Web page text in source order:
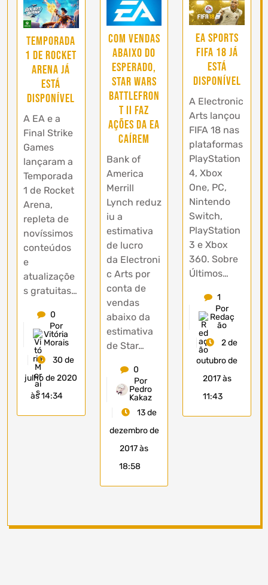
Temporada
1 de Rocket
Arena já
está
disponível
A EA e a
Final Strike
Games
lançaram a
Temporada
1 de Rocket
Arena,
repleta de
novíssimos
conteúdos
e
atualizaçõe
s gratuitas…
0
Por
Vitória
Morais
30 de
julho de 2020
às 14:34
Com vendas
abaixo do
esperado,
Star Wars
Battlefron
t II faz
ações da EA
caírem
Bank of
America
Merrill
Lynch reduz
iu a
estimativa
de lucro
da Electroni
c Arts por
conta de
vendas
abaixo da
estimativa
de Star…
0
Por
Pedro
Kakaz
13 de
dezembro de
2017 às
18:58
EA SPORTS
FIFA 18 já
está
disponível
A Electronic
Arts lançou
FIFA 18 nas
plataformas
PlayStation
4, Xbox
One, PC,
Nintendo
Switch,
PlayStation
3 e Xbox
360. Sobre
Últimos…
1
Por
Redaç
ão
2 de
outubro de
2017 às
11:43